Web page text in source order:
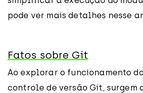
pode ver mais detalhes nesse
Fatos sobre Git
Ao explorar o funcionamento
controle de versão Git, surgem